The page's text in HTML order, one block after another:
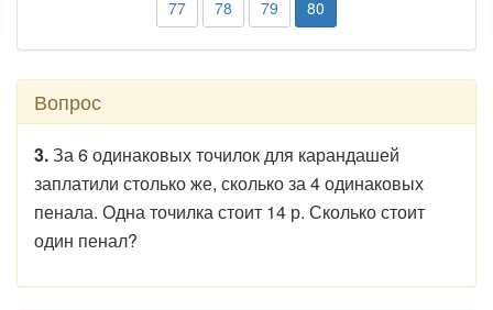
77 78 79 80
Вопрос
3.За 6 одинаковых точилок для карандашей
заплатили столько же, сколько за 4 одинаковых
пенала. Одна точилка стоит 14 р. Сколько стоит
один пенал?